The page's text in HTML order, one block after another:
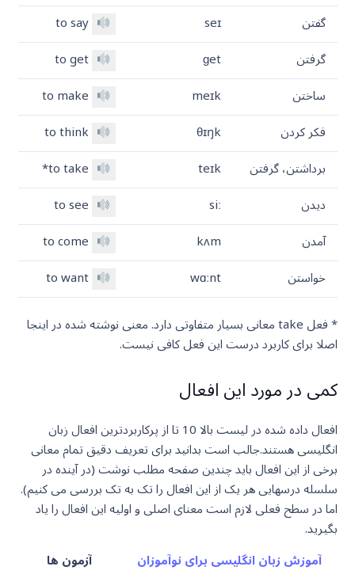
گفتن
seɪ
to say
گرفتن
ɡet
to get
ساختن
meɪk
to make
فکر کردن
θɪŋk
to think
برداشتن، گرفتن
teɪk
to take*
دیدن
siː
to see
آمدن
kʌm
to come
خواستن
wɑːnt
to want
* فعل take معانی بسیار متفاوتی دارد. معنی نوشته شده در اینجا
اصلا برای کاربرد درست این فعل کافی نیست.
کمی در مورد این افعال
افعال داده شده در لیست بالا 10 تا از پرکاربردترین افعال زبان
انگلیسی هستند.جالب است بدانید برای تعریف دقیق تمام معانی
برخی از این افعال باید چندین صفحه مطلب نوشت (در آینده در
سلسله درسهایی هر یک از این افعال را تک به تک بررسی می کنیم).
اما در سطح فعلی لازم است معنای اصلی و اولیه این افعال را یاد
بگیرید.
آموزش زبان انگلیسی برای نوآموزان
آزمون ها